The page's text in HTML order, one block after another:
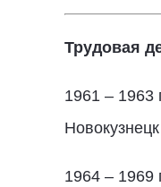
Трудовая
1961 – 1963
1964 – 1969